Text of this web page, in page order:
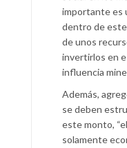
importante es
dentro de
de unos
invertirlos en
influencia
Además,
se deben
este monto,
solamente